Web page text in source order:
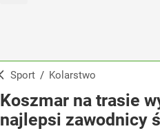
Sport / Kolarstwo
Koszmar na trasie
najlepsi zawodnicy